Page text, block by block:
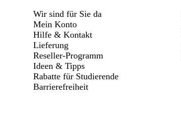
Wir sind für Sie da
Mein Konto
Hilfe & Kontakt
Lieferung
Reseller-Programm
Ideen & Tipps
Rabatte für Studierende
Barrierefreiheit